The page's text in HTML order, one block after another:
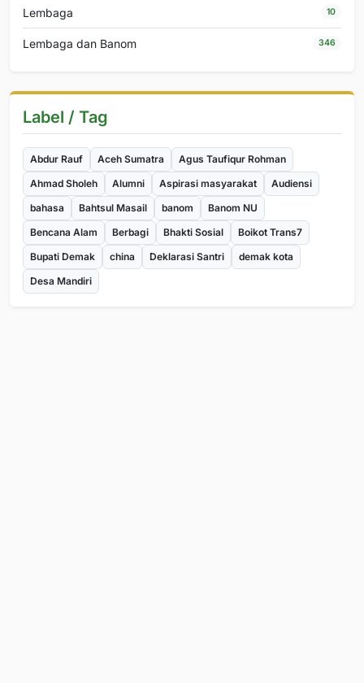
Lembaga 10
Lembaga dan Banom 346
Label / Tag
Abdur Rauf Aceh Sumatra
Agus Taufiqur Rohman
Ahmad Sholeh
Alumni Aspirasi masyarakat
Audiensi
bahasa
Bahtsul Masail banom
Banom NU
Bencana Alam
Berbagi Bhakti Sosial
Boikot Trans7
Bupati Demak
china Deklarasi Santri
demak kota
Desa Mandiri